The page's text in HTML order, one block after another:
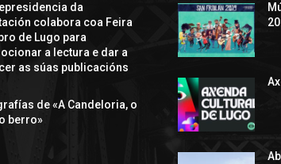
da
colabora coa Feira
de Lugo para
a lectura e dar a
as súas publicacións
de «A Candeloria, o
berro»